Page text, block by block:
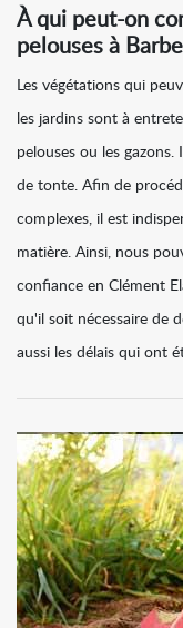
À qui peut-on
pelouses à
Les végétations qui
les jardins sont à
pelouses ou les
de tonte. Afin de
complexes, il est
matière. Ainsi, nous
confiance en Clément
qu'il soit nécessaire de
aussi les délais qui ont